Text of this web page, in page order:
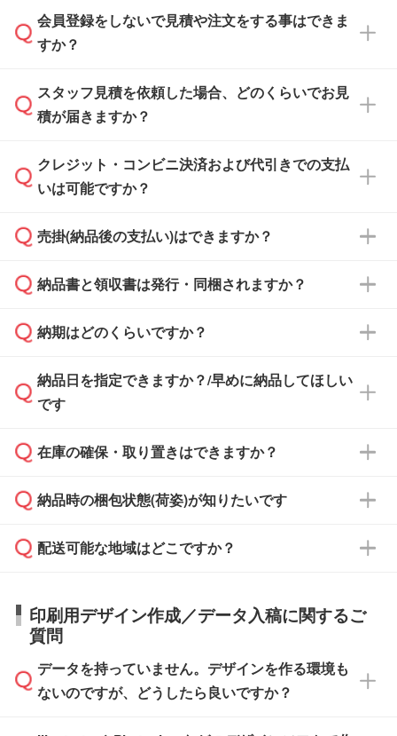
会員登録をしないで見積や注文をする事はできま
すか？
可能です。見積・注文フォームにて『ゲストの
まま進む』ボタンからお進みのうえ、ご依頼く
スタッフ見積を依頼した場合、どのくらいでお見
積が届きますか？
通常、翌営業日までにお送りしております。混
雑状況によっては、お時間をいただくこともご
依頼いただいた場合は、翌営業日以降のご連絡
クレジット・コンビニ決済および代引きでの支払
いは可能ですか？
銀行振込のみのご対応となります。
売掛(納品後の支払い)はできますか？
基本的には先入金をお願いしておりますが、自
どの場合は、月末締め翌月末払いに対応可能で
また、卒業・卒園記念品で対策委員会や個人様
校や幼稚園・保育園であれば、同様の条件でご
ご希望の際は担当スタッフまでお気軽にご相談
ください。
納品書と領収書は発行・同梱されますか？
納品書・領収書は ご依頼をいただいた場合の
ず、通常はPDFデータをメール添付でお送りし
ます。
たは注文フォームの『ご注文に関する備考欄』
納期はどのくらいですか？
・印刷する場合(500個程度)
ご入金、イメージ画像の校了から約2週間～2
ご入金確認後、1～2営業日で出荷いたしま
タッフまでお問い合わせください。
ル」に注文予定日をご入力いただくと、おおよ
その締切日や出荷目安をご確認いただけます。
納品日を指定できますか？/早めに納品してほしい
です
ご希望の納期がある場合は、お問い合わせ・お
い。
応が可能かご案内いたします。
す。>>対象商品はこちら
※最短出荷日は商品によって異なります。各商
品ページにてご確認ください
在庫の確保・取り置きはできますか？
ご入金確認後に在庫を確保し、注文確定のご連
はできかねますので予めご了承ください。
納品時の梱包状態(荷姿)が知りたいです
商品によって異なります。各ページにある商品
す。(白箱、化粧箱、ブリスターパックなど)
【袋入り】 商品がひとつずつ袋に入っていま
す。(透明袋、デザイン袋など)
【個包装なし】 個包装がされていない状態で
※化粧箱から白箱への入れ替えや、オリジナル
配送可能な地域はどこですか？
直接納品は行っておりませんので予めご了承く
ださい。
印刷用デザイン作成／データ入稿に関するご
質問
データを持っていません。デザインを作る環境も
ないのですが、どうしたら良いですか？